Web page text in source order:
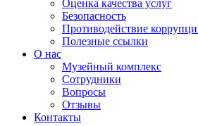
Оценка качества услуг
Безопасность
Противодействие
Полезные ссылки
О нас
Музейный комплекс
Сотрудники
Вопросы
Отзывы
Контакты